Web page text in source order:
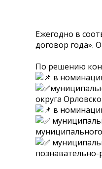
Ежегодно в
договор года».
По решению
в
округа
в